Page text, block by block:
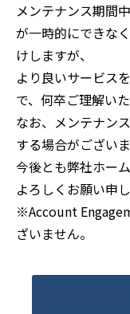
メンテナンス期間
が一時的にできな
けしますが、
より良いサービス
で、何卒ご理解い
なお、メンテナン
する場合がござい
今後とも弊社ホー
よろしくお願い申し
※Account
ざいません。